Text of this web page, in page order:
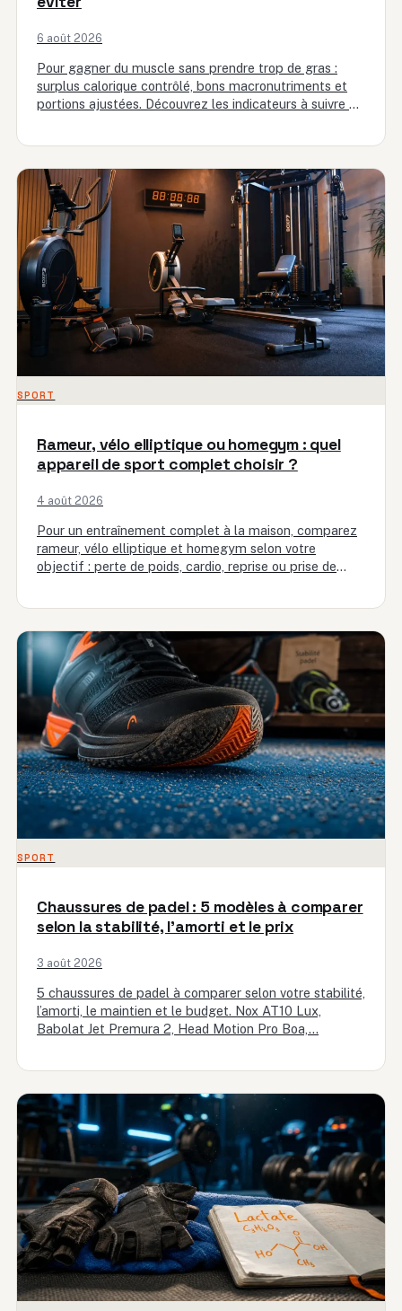
6 août 2026
Pour gagner du muscle sans prendre trop de gras :
surplus calorique contrôlé, bons macronutriments et
portions ajustées. Découvrez les indicateurs à suivre et
SPORT
Rameur, vélo elliptique ou homegym : quel
appareil de sport complet choisir ?
4 août 2026
Pour un entraînement complet à la maison, comparez
rameur, vélo elliptique et homegym selon votre
objectif : perte de poids, cardio, reprise ou prise de
SPORT
Chaussures de padel : 5 modèles à comparer
selon la stabilité, l’amorti et le prix
3 août 2026
5 chaussures de padel à comparer selon votre stabilité,
l’amorti, le maintien et le budget. Nox AT10 Lux,
Babolat Jet Premura 2, Head Motion Pro Boa,…